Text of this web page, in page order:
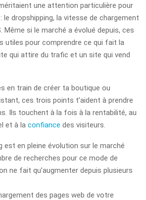
une attention particulière pour
le dropshipping, la vitesse de chargement
Même si le marché a évolué depuis, ces
utiles pour comprendre ce qui fait la
qui attire du trafic et un site qui vend
en train de créer ta boutique ou
ces trois points t’aident à prendre
Ils touchent à la fois à la rentabilité, au
et à la confiance des visiteurs.
est en pleine évolution sur le marché
de recherches pour ce mode de
ne fait qu’augmenter depuis plusieurs
des pages web de votre